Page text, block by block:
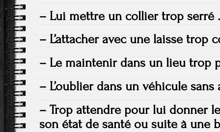
– Lui mettre un collier trop serré
– L’attacher avec une laisse trop
– Le maintenir dans un lieu trop
– L’oublier dans un véhicule
– Trop attendre pour lui donner
son état de santé ou suite à une